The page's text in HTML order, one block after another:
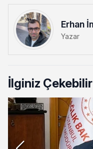
Erhan
Yazar
İlginiz Çekebilir